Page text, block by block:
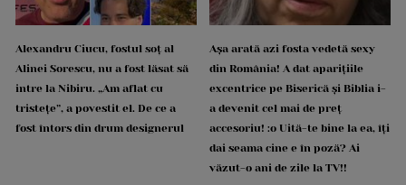
Alexandru Ciucu, fostul soț al
Alinei Sorescu, nu a fost lăsat să
intre la Nibiru. „Am aflat cu
tristețe”, a povestit el. De ce a
fost întors din drum designerul
Așa arată azi fosta vedetă sexy
din România! A dat aparițiile
excentrice pe Biserică și Biblia i-
a devenit cel mai de preț
accesoriu! :o Uită-te bine la ea, îți
dai seama cine e în poză? Ai
văzut-o ani de zile la TV!!